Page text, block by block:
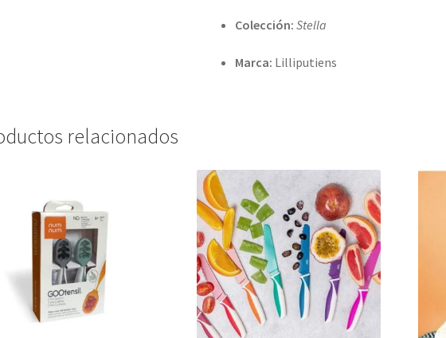
Colección: Stella
Marca: Lilliputiens
relacionados